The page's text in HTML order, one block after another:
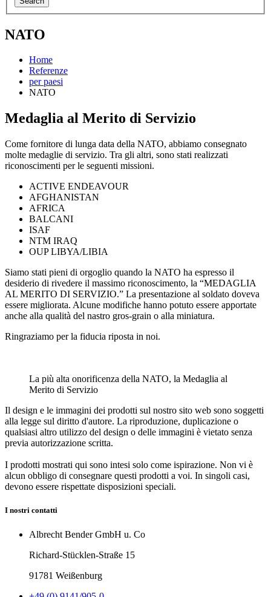
NATO
Home
Referenze
per paesi
NATO
Medaglia al Merito di Servizio
Come fornitore di lunga data della NATO, abbiamo consegnato
molte medaglie di servizio. Tra gli altri, sono stati realizzati
riconoscimenti per le seguenti missioni.
ACTIVE ENDEAVOUR
AFGHANISTAN
AFRICA
BALCANI
ISAF
NTM IRAQ
OUP LIBYA/LIBIA
Siamo stati pieni di orgoglio quando la NATO ha espresso il
desiderio di rivedere il massimo riconoscimento, la “MEDAGLIA
AL MERITO DI SERVIZIO.” La presentazione al soldato doveva
essere migliorata. Alcune modifiche hanno potuto essere apportate
anche alla qualità del nastro gros-grain o alla miniatura.
Ringraziamo per la fiducia riposta in noi.
La più alta onorificenza della NATO, la Medaglia al
Merito di Servizio
Il design e le immagini dei prodotti sul nostro sito web sono soggetti
alla legge sul diritto d'autore. La riproduzione, duplicazione o
qualsiasi altro utilizzo del design o delle immagini è vietato senza
previa autorizzazione scritta.
I prodotti mostrati qui sono intesi solo come ispirazione. Non vi è
alcun obbligo di consegnare questi prodotti a voi. In singoli casi,
devono essere rispettate disposizioni speciali.
I nostri contatti
Albrecht Bender GmbH u. Co
Richard-Stücklen-Straße 15
91781 Weißenburg